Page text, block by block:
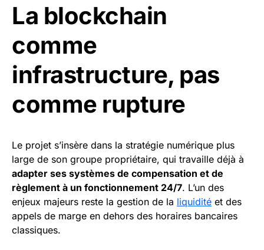
La blockchain
comme
infrastructure, pas
comme rupture
Le projet s’insère dans la stratégie numérique plus
large de son groupe propriétaire, qui travaille déjà à
adapter ses systèmes de compensation et de
règlement à un fonctionnement 24/7. L’un des
enjeux majeurs reste la gestion de la liquidité et des
appels de marge en dehors des horaires bancaires
classiques.